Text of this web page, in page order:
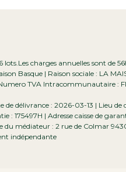
charges annuelles sont de
Basque | Raison sociale : LA
TVA Intracommunautaire :
délivrance : 2026-03-13 | Lieu
: 175497H | Adresse caisse de
du médiateur : 2 rue de Colmar
indépendante